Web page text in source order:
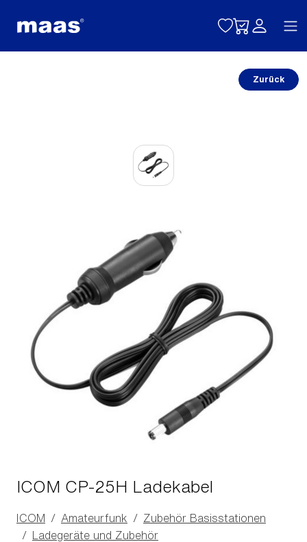
Toggle
Zurück
ICOM CP-25H Ladekabel
ICOM Amateurfunk
Zubehör Basisstationen
Ladegeräte und Zubehör